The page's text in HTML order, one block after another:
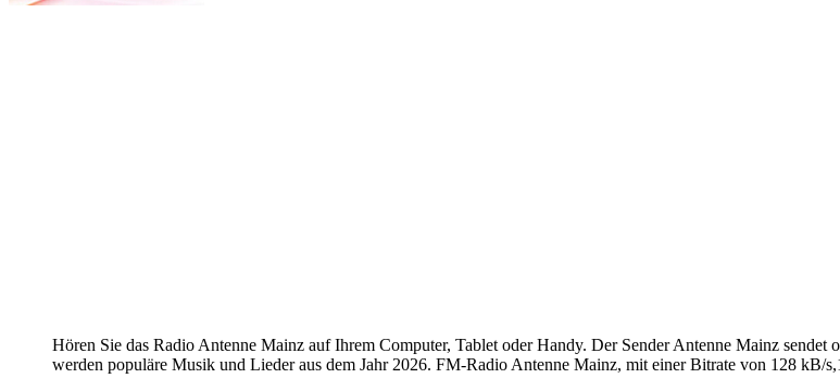
Hören Sie das Radio Antenne Mainz auf Ihrem Computer, Tablet oder Handy. Der Sender Antenne Mainz
werden populäre Musik und Lieder aus dem Jahr 2026. FM-Radio Antenne Mainz, mit einer Bitrate von 128 kB/